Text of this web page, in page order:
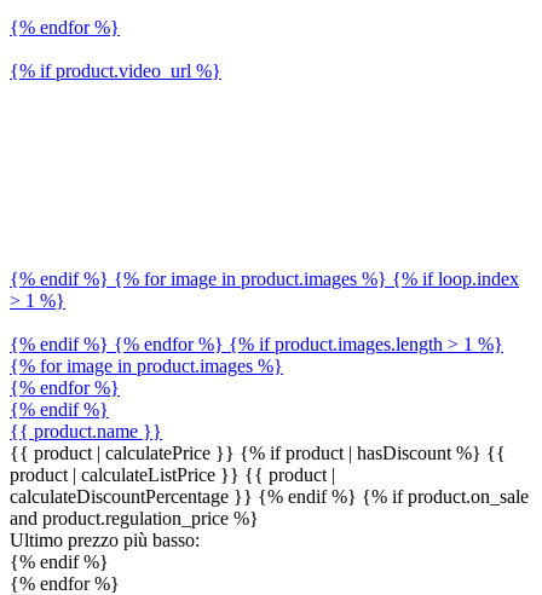
{% endfor %}
{% if product.video_url %}
{% endif %} {% for image in product.images %} {% if loop.index
> 1 %}
{% endif %} {% endfor %} {% if product.images.length > 1 %}
{% for image in product.images %}
{% endfor %}
{% endif %}
{{ product.name }}
{{ product | calculatePrice }} {% if product | hasDiscount %} {{
product | calculateListPrice }} {{ product |
calculateDiscountPercentage }} {% endif %} {% if product.on_sale
and product.regulation_price %}
Ultimo prezzo più basso:
{% endif %}
{% endfor %}